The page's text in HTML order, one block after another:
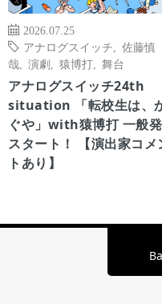
2026.07.25
アナログスイッチ
佐藤慎
哉
演劇 猿博打 舞台
アナログスイッチ24th
situation 「転校生は、
ぐや」with猿博打 一般
スタート！ 【演出家コメ
トあり】